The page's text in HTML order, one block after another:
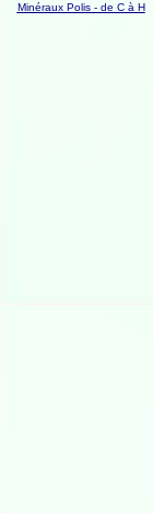
Minéraux Polis - de C à H